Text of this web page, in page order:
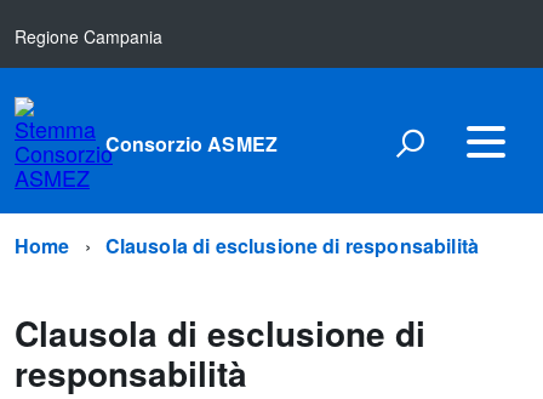
Regione Campania
Consorzio ASMEZ
Home Clausola di esclusione di responsabilità
Clausola di esclusione di
responsabilità